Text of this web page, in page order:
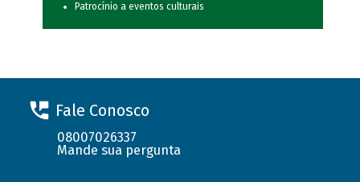
Patrocínio a eventos culturais
Fale Conosco
08007026337
Mande sua pergunta